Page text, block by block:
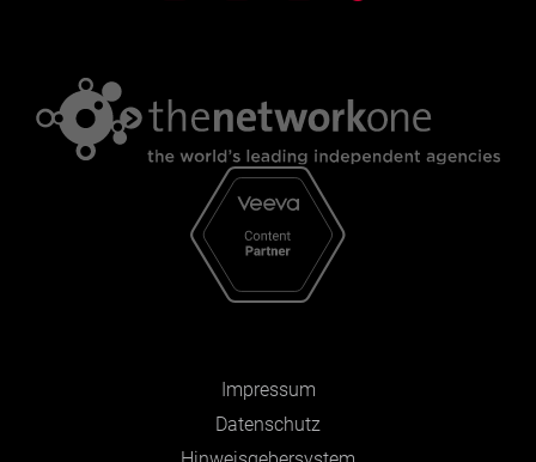
Impressum
Datenschutz